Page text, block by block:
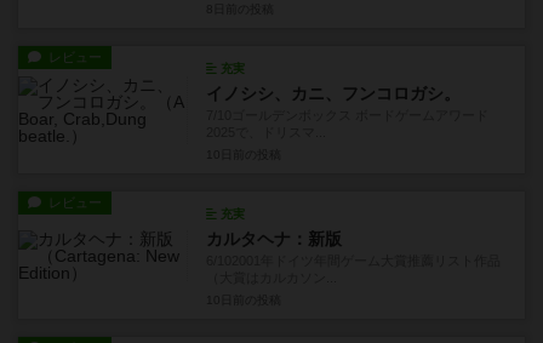
レビュー
充実
イノシシ、カニ、フンコロガシ。
レビュー
充実
カルタヘナ：新版